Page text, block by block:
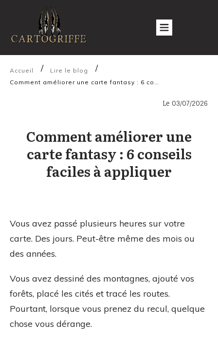
Accueil / Lire le blog /
Le 03/07/2026
Comment améliorer une
carte fantasy : 6 conseils
faciles à appliquer
Vous avez passé plusieurs heures sur votre
carte. Des jours. Peut-être même des mois ou
des années.
Vous avez dessiné des montagnes, ajouté vos
forêts, placé les cités et tracé les routes.
Pourtant, lorsque vous prenez du recul, quelque
chose vous dérange.